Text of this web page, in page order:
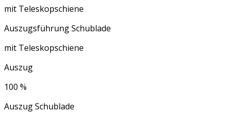
mit Teleskopschiene
Auszugsführung Schublade
mit Teleskopschiene
Auszug
100 %
Auszug Schublade